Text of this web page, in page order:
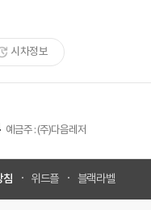
시차정보
예금주 : (주)다음레저
침 위드플 블랙라벨